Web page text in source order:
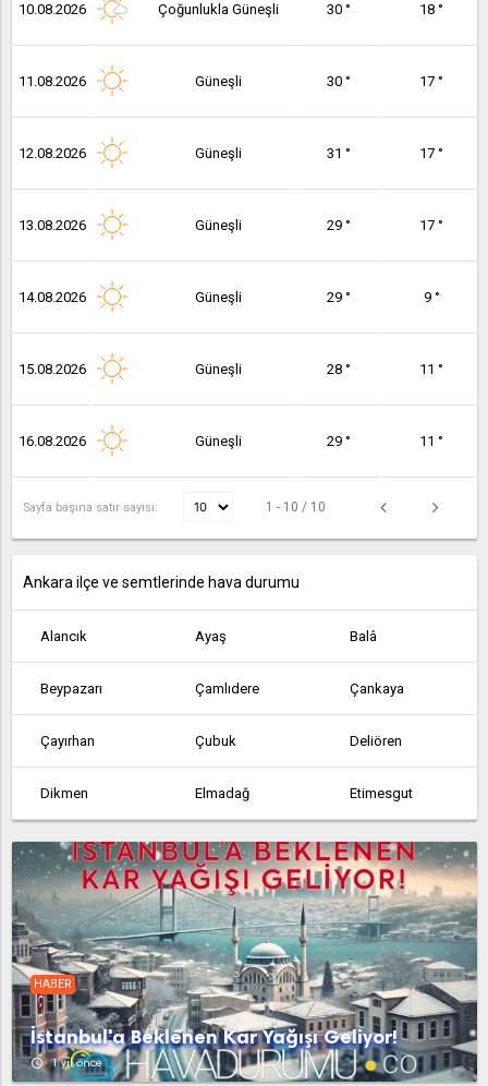
10.08.2026 Çoğunlukla Güneşli 30 ° 18 °
11.08.2026 Güneşli 30 ° 17 °
12.08.2026 Güneşli 31 ° 17 °
13.08.2026 Güneşli 29 ° 17 °
14.08.2026 Güneşli 29 ° 9 °
15.08.2026 Güneşli 28 ° 11 °
16.08.2026 Güneşli 29 ° 11 °
Sayfa başına satır sayısı: 1 - 10 / 10
Ankara ilçe ve semtlerinde hava durumu
Alancık Ayaş Balâ
Beypazarı Çamlıdere Çankaya
Çayırhan Çubuk Deliören
Dikmen Elmadağ Etimesgut
Etlik Feruz Köyü Fethiye
Güdül Güvem Hasanoğlan
Haymana Kabaca Kalecik
Karahamzalı Karşıyaka Kazan
Kerpiç Kızılcahamam Köy Enstitüsü
HABER
İstanbul'a Beklenen Kar Yağışı Geliyor!
access_time 1 yıl önce